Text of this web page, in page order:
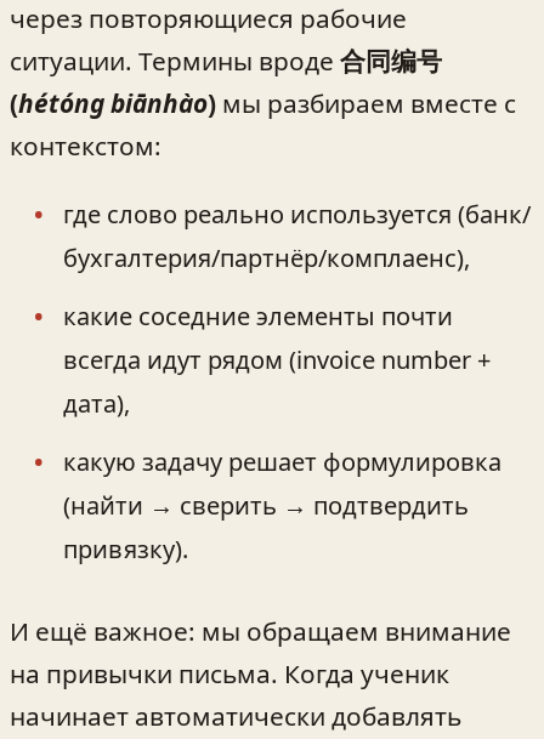
через повторяющиеся рабочие
ситуации. Термины вроде 合同编号
(hétóng biānhào) мы разбираем вместе с
контекстом:
где слово реально используется (банк/
бухгалтерия/партнёр/комплаенс),
какие соседние элементы почти
всегда идут рядом (invoice number +
дата),
какую задачу решает формулировка
(найти → сверить → подтвердить
привязку).
И ещё важное: мы обращаем внимание
на привычки письма. Когда ученик
начинает автоматически добавлять